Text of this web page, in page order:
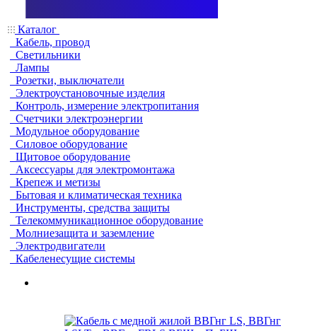
Каталог
Кабель, провод
Светильники
Лампы
Розетки, выключатели
Электроустановочные изделия
Контроль, измерение электропитания
Счетчики электроэнергии
Модульное оборудование
Силовое оборудование
Щитовое оборудование
Аксессуары для электромонтажа
Крепеж и метизы
Бытовая и климатическая техника
Инструменты, средства защиты
Телекоммуникационное оборудование
Молниезащита и заземление
Электродвигатели
Кабеленесущие системы